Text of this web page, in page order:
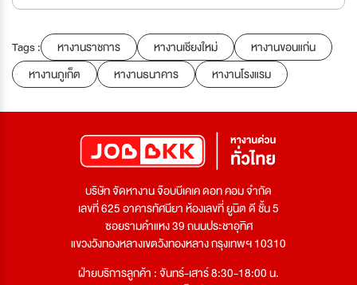
Tags : หางานราชการ หางานเชียงใหม่
หางานขอนแก่น
หางานภูเก็ต
หางานธนาคาร หางานโรงแรม
บริษัท จัดหางาน จ๊อบบีเคเค ดอท คอม จำกัด
เลขที่ 625 อาคารทัศนียา ห้องเลขที่ ยูนิต ดี ชั้น 5
ซอยรามคำแหง 39 ถนนประชาอุทิศ
แขวงวังทองหลางเขตวังทองหลาง กรุงเทพฯ 10310
ฝ่ายบริการลูกค้า : จันทร์-เสาร์ 8:30-18:00 น.